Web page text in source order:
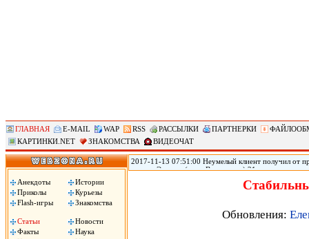
ГЛАВНАЯ E-MAIL WAP RSS РАССЫЛКИ ПАРТНЕРКИ
КАРТИНКИ.NET
ЗНАКОМСТВА ВИДЕОЧАТ
Анекдоты
Истории
Приколы
Курьезы
Flash-игры
Знакомства
Статьи
Новости
Факты
Наука
2017-11-13 07:51:00 Неумелый клиент получил от
городе Эверетт (штат Вашингтон) 21-летняя
Пули застряли у него в голове, он не может
Обновления: